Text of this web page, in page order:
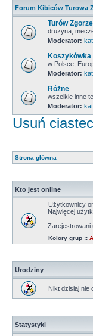
Forum Kibiców Turowa
Turów
drużyna,
Moderator:
Koszykówka
w Polsce,
Moderator:
Różne
wszelkie inne
Moderator:
Usuń
Strona główna
Kto jest online
Użytkownicy
Najwięcej
Zarejestrowani
Kolory grup ::
Urodziny
Nikt dzisiaj nie
Statystyki